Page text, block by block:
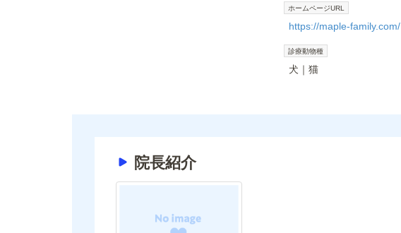
ホームページURL
https://maple-family.com/
診療動物種
犬 猫
院長紹介